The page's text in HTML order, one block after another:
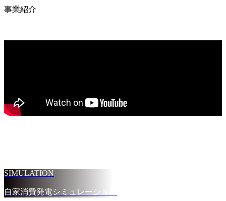
事業紹介
SIMULATION
自家消費発電シミュレーション